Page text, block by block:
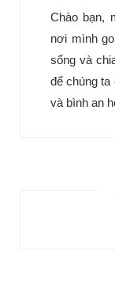
Chào bạn,
nơi mình
sống và
để chúng ta
và bình an